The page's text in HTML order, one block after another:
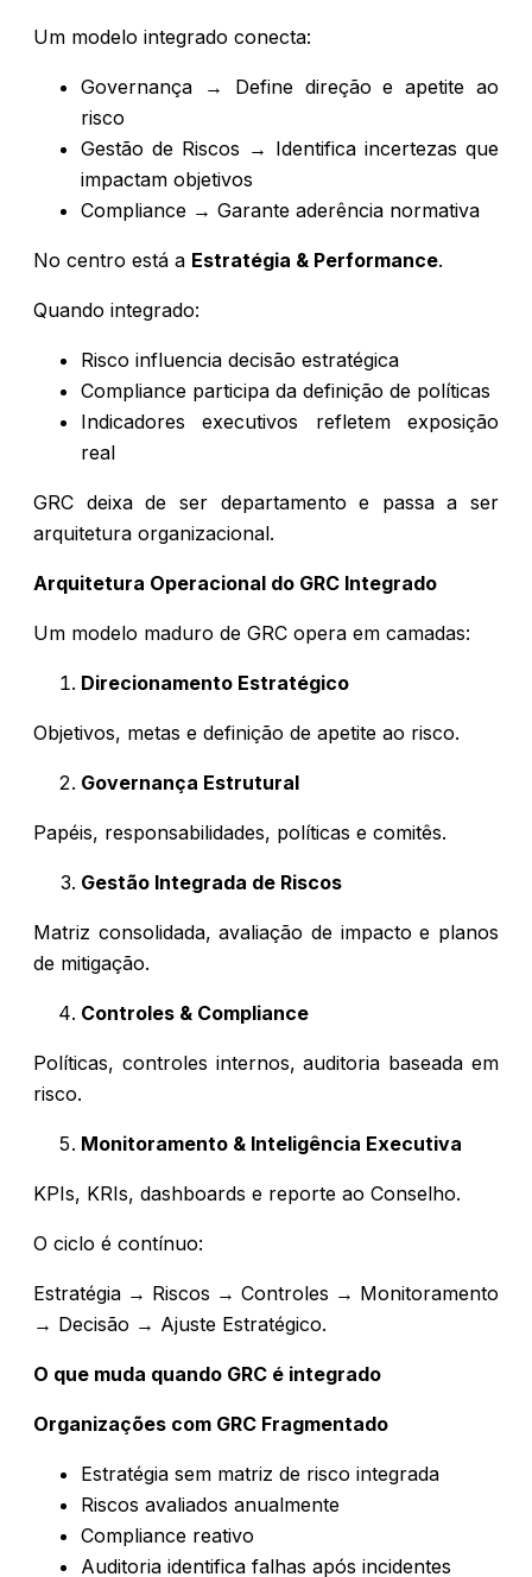
Um modelo integrado conecta:
Governança → Define direção e apetite ao
risco
Gestão de Riscos → Identifica incertezas que
impactam objetivos
Compliance → Garante aderência normativa
No centro está a Estratégia & Performance.
Quando integrado:
Risco influencia decisão estratégica
Compliance participa da definição de políticas
Indicadores executivos refletem exposição
real
GRC deixa de ser departamento e passa a ser
arquitetura organizacional.
Arquitetura Operacional do GRC Integrado
Um modelo maduro de GRC opera em camadas:
Direcionamento Estratégico
Objetivos, metas e definição de apetite ao risco.
Governança Estrutural
Papéis, responsabilidades, políticas e comitês.
Gestão Integrada de Riscos
Matriz consolidada, avaliação de impacto e planos
de mitigação.
Controles & Compliance
Políticas, controles internos, auditoria baseada em
risco.
Monitoramento & Inteligência Executiva
KPIs, KRIs, dashboards e reporte ao Conselho.
O ciclo é contínuo:
Estratégia → Riscos → Controles → Monitoramento
→ Decisão → Ajuste Estratégico.
O que muda quando GRC é integrado
Organizações com GRC Fragmentado
Estratégia sem matriz de risco integrada
Riscos avaliados anualmente
Compliance reativo
Auditoria identifica falhas após incidentes